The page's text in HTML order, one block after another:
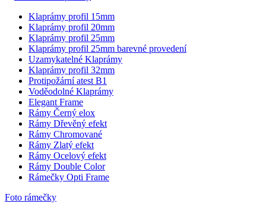
Cocktail Brochure Wall
Losovací boxy
Stojany na letáky
Plakátové Clip rámy
Klaprámy profil 15mm
Klaprámy profil 20mm
Klaprámy profil 25mm
Klaprámy profil 25mm barevné provedení
Uzamykatelné Klaprámy
Klaprámy profil 32mm
Protipožární atest B1
Voděodolné Klaprámy
Elegant Frame
Rámy Černý elox
Rámy Chromované